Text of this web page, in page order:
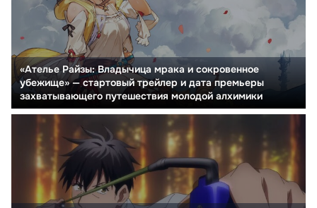
«Ателье Райзы: Владычица мрака и сокровенное
убежище» — стартовый трейлер и дата премьеры
захватывающего путешествия молодой алхимики